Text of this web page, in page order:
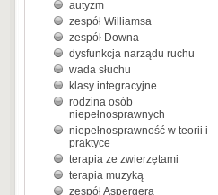
autyzm
zespół Williamsa
zespół Downa
dysfunkcja narządu ruchu
wada słuchu
klasy integracyjne
rodzina osób
niepełnosprawnych
niepełnosprawność w teorii i
praktyce
terapia ze zwierzętami
terapia muzyką
zespół Aspergera